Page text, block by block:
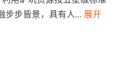
步步皆景，具有人... 展开